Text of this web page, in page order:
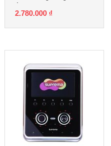
2.780.000 ₫